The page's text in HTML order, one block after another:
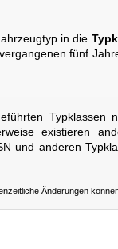
in die
fünf
Typklassen
existieren
und anderen
Änderungen